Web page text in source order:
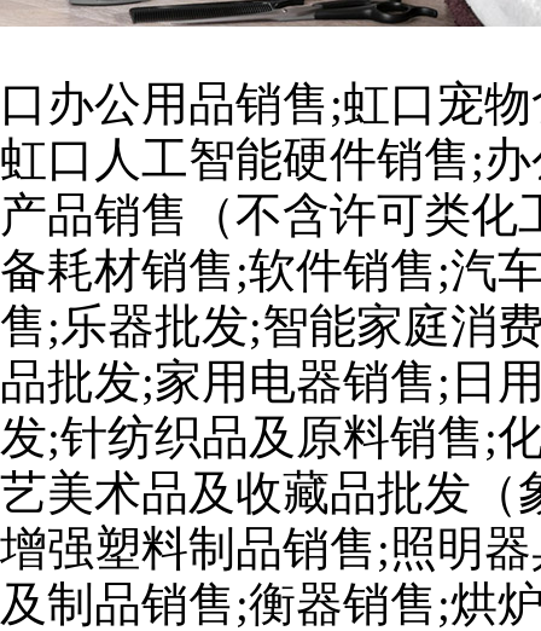
口办公用品销售;虹口宠
虹口人工智能硬件销售;
产品销售（不含许可类
备耗材销售;软件销售;汽
售;乐器批发;智能家庭消
品批发;家用电器销售;日
发;针纺织品及原料销售;
艺美术品及收藏品批发（
增强塑料制品销售;照明
及制品销售;衡器销售;烘